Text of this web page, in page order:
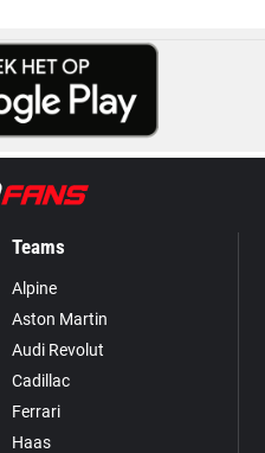
Teams
Alpine
Aston Martin
Audi Revolut
Cadillac
Ferrari
Haas